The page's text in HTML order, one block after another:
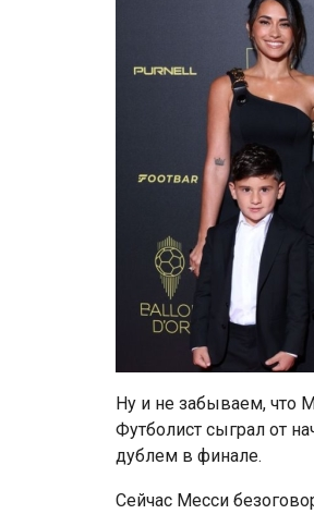
Ну и не забываем, что
Футболист сыграл от
дублем в финале.
Сейчас Месси